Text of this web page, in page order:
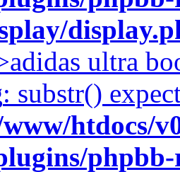
ultra
: substr()
htdocs/
phpbb-